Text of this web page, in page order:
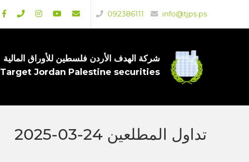
info@tjps.ps
092386111
شركة الهدف الأردن فلسطين للأوراق المالية
Target Jordan Palestine securities
تداول المطلعين 24-03-2025